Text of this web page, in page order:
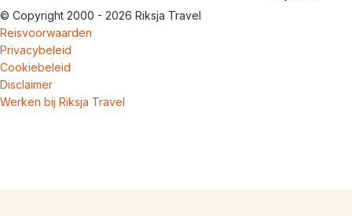
© Copyright 2000 - 2026 Riksja Travel
Reisvoorwaarden
Privacybeleid
Cookiebeleid
Disclaimer
Werken bij Riksja Travel